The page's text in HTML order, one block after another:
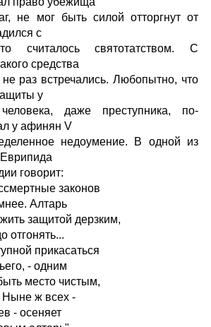
не мог быть силой отторгнут от
с
считалось святотатством. С
средства
раз встречались. Любопытно, что
у
даже преступника, по-
у афинян V
недоумение. В одной из
говорит:
законов
Алтарь
защитой дерзким,
отгонять...
прикасаться
- одним
место чистым,
Ныне ж всех -
- осеняет